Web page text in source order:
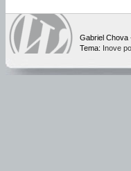
Gabriel Chova
Tema: Inove